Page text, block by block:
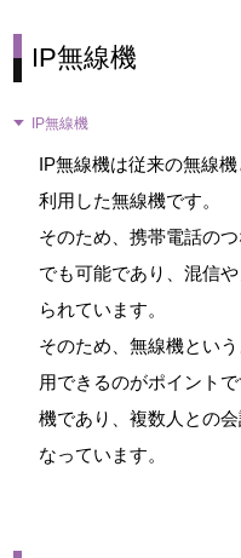
IP無線機
IP無線機
IP無線機は従来の無線
利用した無線機です。
そのため、携帯電話の
でも可能であり、混信
られています。
そのため、無線機とい
用できるのがポイント
機であり、複数人との
なっています。